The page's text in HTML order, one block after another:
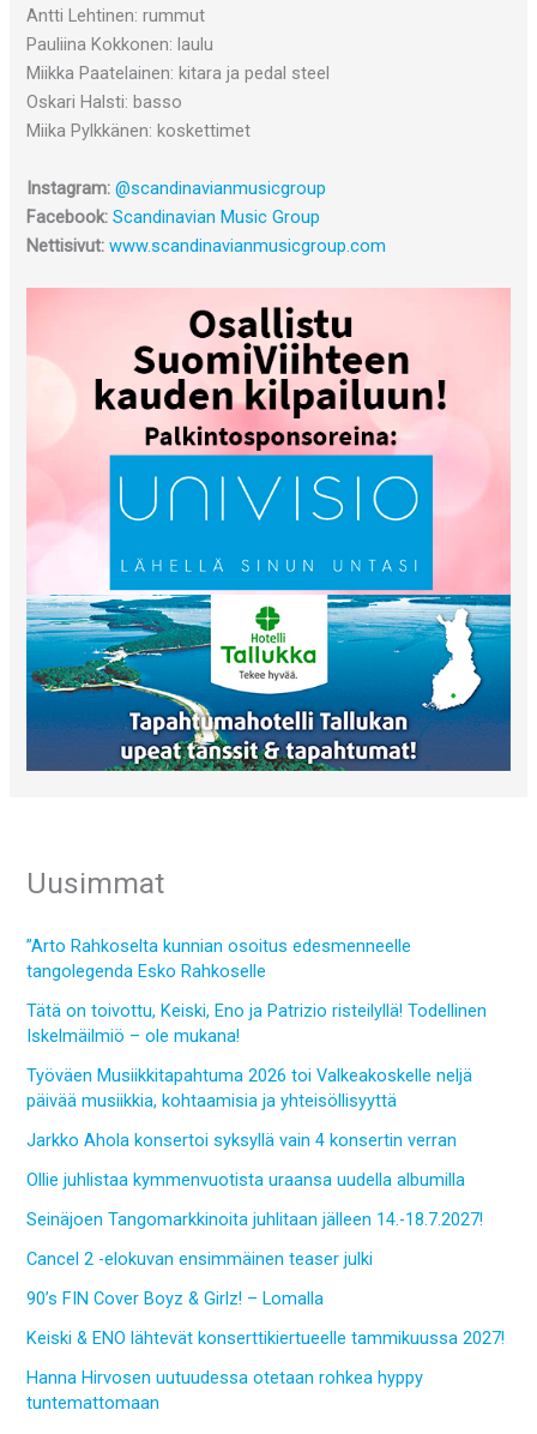
Antti Lehtinen: rummut
Pauliina Kokkonen: laulu
Miikka Paatelainen: kitara ja pedal steel
Oskari Halsti: basso
Miika Pylkkänen: koskettimet
Instagram: @scandinavianmusicgroup
Facebook: Scandinavian Music Group
Nettisivut: www.scandinavianmusicgroup.com
Uusimmat
”Arto Rahkoselta kunnian osoitus edesmenneelle
tangolegenda Esko Rahkoselle
Tätä on toivottu, Keiski, Eno ja Patrizio risteilyllä! Todellinen
Iskelmäilmiö – ole mukana!
Työväen Musiikkitapahtuma 2026 toi Valkeakoskelle neljä
päivää musiikkia, kohtaamisia ja yhteisöllisyyttä
Jarkko Ahola konsertoi syksyllä vain 4 konsertin verran
Ollie juhlistaa kymmenvuotista uraansa uudella albumilla
Seinäjoen Tangomarkkinoita juhlitaan jälleen 14.-18.7.2027!
Cancel 2 -elokuvan ensimmäinen teaser julki
90’s FIN Cover Boyz & Girlz! – Lomalla
Keiski & ENO lähtevät konserttikiertueelle tammikuussa 2027!
Hanna Hirvosen uutuudessa otetaan rohkea hyppy
tuntemattomaan